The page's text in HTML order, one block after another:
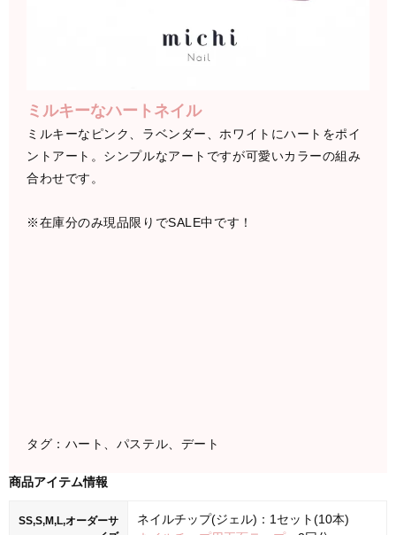
ミルキーなハートネイル
ミルキーなピンク、ラベンダー、ホワイトにハートをポイ
ントアート。シンプルなアートですが可愛いカラーの組み
合わせです。
※在庫分のみ現品限りでSALE中です！
タグ：ハート、パステル、デート
商品アイテム情報
SS,S,M,L,オーダーサ
ネイルチップ(ジェル)：1セット(10本)